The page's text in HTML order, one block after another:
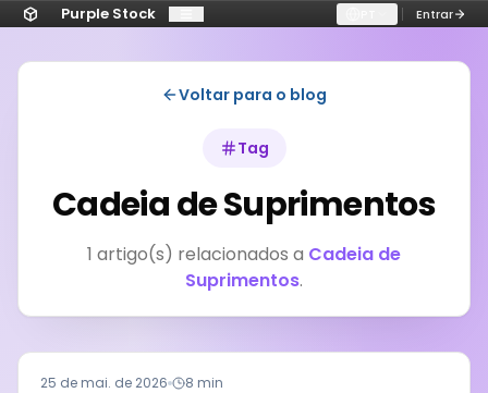
Purple Stock Entrar
Voltar para o blog
Tag
Cadeia de Suprimentos
1 artigo(s) relacionados a Cadeia de
Suprimentos.
25 de mai. de 2026 8 min